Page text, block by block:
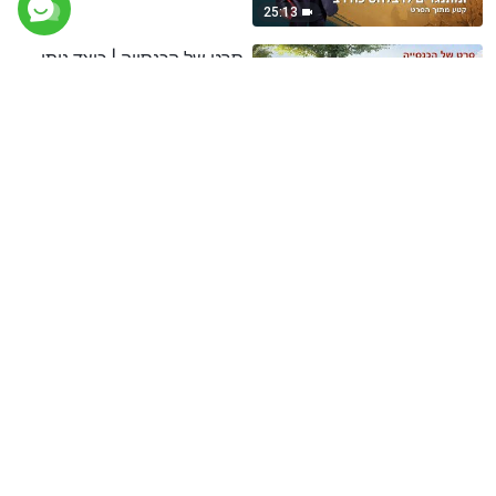
25:13
סרט של הכנסייה | כיצד ניתן